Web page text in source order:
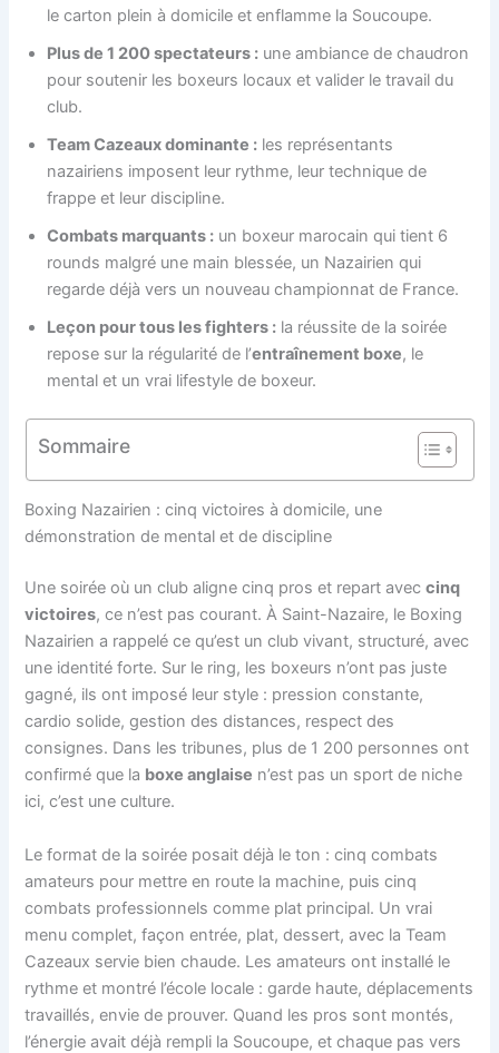
le carton plein à domicile et enflamme la Soucoupe.
Plus de 1 200 spectateurs : une ambiance de chaudron
pour soutenir les boxeurs locaux et valider le travail du
club.
Team Cazeaux dominante : les représentants
nazairiens imposent leur rythme, leur technique de
frappe et leur discipline.
Combats marquants : un boxeur marocain qui tient 6
rounds malgré une main blessée, un Nazairien qui
regarde déjà vers un nouveau championnat de France.
Leçon pour tous les fighters : la réussite de la soirée
repose sur la régularité de l’entraînement boxe, le
mental et un vrai lifestyle de boxeur.
Sommaire
Boxing Nazairien : cinq victoires à domicile, une
démonstration de mental et de discipline
Une soirée où un club aligne cinq pros et repart aveccinq
victoires, ce n’est pas courant. À Saint-Nazaire, le Boxing
Nazairien a rappelé ce qu’est un club vivant, structuré, avec
une identité forte. Sur le ring, les boxeurs n’ont pas juste
gagné, ils ont imposé leur style : pression constante,
cardio solide, gestion des distances, respect des
consignes. Dans les tribunes, plus de 1 200 personnes ont
confirmé que la boxe anglaise n’est pas un sport de niche
ici, c’est une culture.
Le format de la soirée posait déjà le ton : cinq combats
amateurs pour mettre en route la machine, puis cinq
combats professionnels comme plat principal. Un vrai
menu complet, façon entrée, plat, dessert, avec la Team
Cazeaux servie bien chaude. Les amateurs ont installé le
rythme et montré l’école locale : garde haute, déplacements
travaillés, envie de prouver. Quand les pros sont montés,
l’énergie avait déjà rempli la Soucoupe, et chaque pas vers